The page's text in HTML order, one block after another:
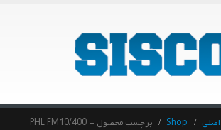
Shop برچسب محصول - PHL FM10/400